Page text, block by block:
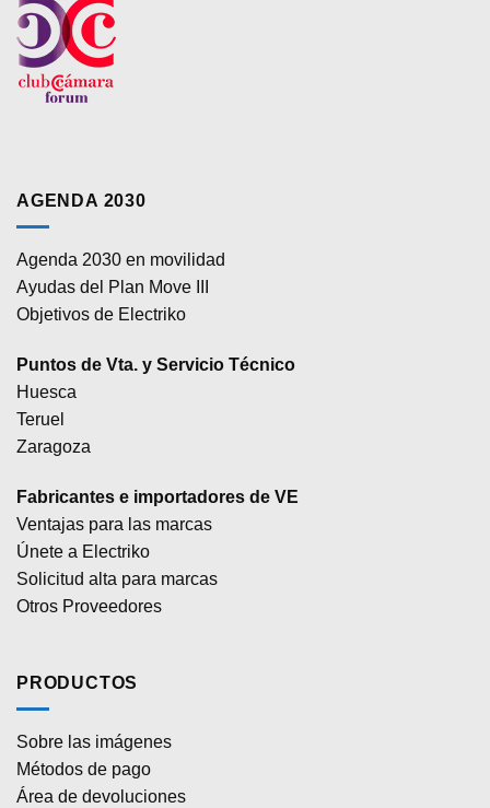
AGENDA 2030
Agenda 2030 en movilidad
Ayudas del Plan Move III
Objetivos de Electriko
Puntos de Vta. y Servicio Técnico
Huesca
Teruel
Zaragoza
Fabricantes e importadores de VE
Ventajas para las marcas
Únete a Electriko
Solicitud alta para marcas
Otros Proveedores
PRODUCTOS
Sobre las imágenes
Métodos de pago
Área de devoluciones